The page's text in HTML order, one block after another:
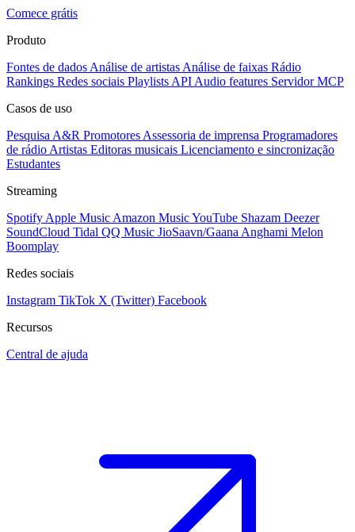
Comece grátis
Produto
Fontes de dados Análise de artistas Análise de faixas Rádio
Rankings Redes sociais Playlists API Audio features Servidor MCP
Casos de uso
Pesquisa A&R Promotores Assessoria de imprensa Programadores
de rádio Artistas Editoras musicais Licenciamento e sincronização
Estudantes
Streaming
Spotify Apple Music Amazon MusicYouTube Shazam Deezer
SoundCloud Tidal QQ Music JioSaavn/Gaana Anghami Melon
Boomplay
Redes sociais
Instagram TikTok X (Twitter) Facebook
Recursos
Central de ajuda